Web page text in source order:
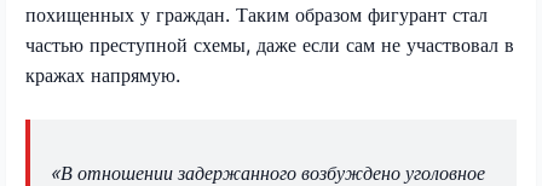
похищенных у граждан. Таким образом фигурант стал
частью преступной схемы, даже если сам не участвовал в
кражах напрямую.
«В отношении задержанного возбуждено уголовное